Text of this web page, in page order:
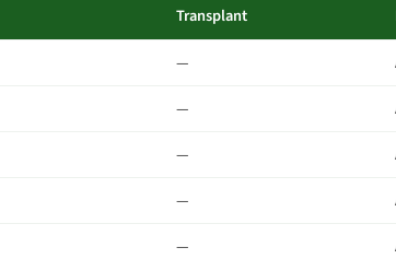
Transplant
—
—
—
—
—